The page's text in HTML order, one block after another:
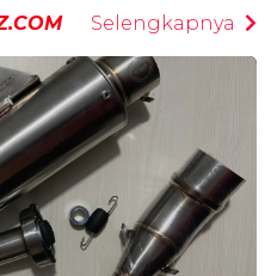
Selengkapnya